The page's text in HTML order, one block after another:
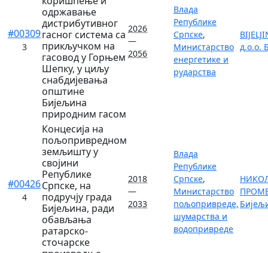
#00309
3
одржавање
дистрибутивног
гасног система са
прикључком на
гасовод у Горњем
Шепку, у циљу
снабдијевања
општине
Бијељина
природним гасом
2026
—
2056
Влада
Републике
Српске,
Министарство
енергетике и
рударства
д.о.о.
#00426
4
Концесија на
пољопривредном
земљишту у
својини
Републике
Српске, на
подручју града
Бијељина, ради
обављања
ратарско-
сточарске
2018
—
2033
Влада
Републике
Српске,
Министарство
пољопривреде,
шумарства и
водопривреде